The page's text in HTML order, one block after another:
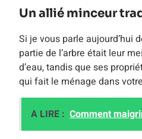
Un allié minceur
Si je vous parle aujourd’hui
partie de l’arbre était leur
d’eau, tandis que ses
qui fait le ménage dans
A LIRE : Comment